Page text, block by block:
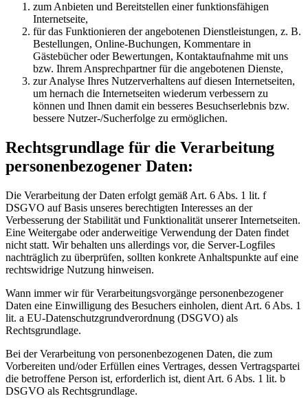
zum Anbieten und Bereitstellen einer funktionsfähigen
Internetseite,
für das Funktionieren der angebotenen Dienstleistungen, z. B.
Bestellungen, Online-Buchungen, Kommentare in
Gästebücher oder Bewertungen, Kontaktaufnahme mit uns
bzw. Ihrem Ansprechpartner für die angebotenen Dienste,
zur Analyse Ihres Nutzerverhaltens auf diesen Internetseiten,
um hernach die Internetseiten wiederum verbessern zu
können und Ihnen damit ein besseres Besuchserlebnis bzw.
bessere Nutzer-/Sucherfolge zu ermöglichen.
Rechtsgrundlage für die Verarbeitung
personenbezogener Daten:
Die Verarbeitung der Daten erfolgt gemäß Art. 6 Abs. 1 lit. f
DSGVO auf Basis unseres berechtigten Interesses an der
Verbesserung der Stabilität und Funktionalität unserer Internetseiten.
Eine Weitergabe oder anderweitige Verwendung der Daten findet
nicht statt. Wir behalten uns allerdings vor, die Server-Logfiles
nachträglich zu überprüfen, sollten konkrete Anhaltspunkte auf eine
rechtswidrige Nutzung hinweisen.
Wann immer wir für Verarbeitungsvorgänge personenbezogener
Daten eine Einwilligung des Besuchers einholen, dient Art. 6 Abs. 1
lit. a EU-Datenschutzgrundverordnung (DSGVO) als
Rechtsgrundlage.
Bei der Verarbeitung von personenbezogenen Daten, die zum
Vorbereiten und/oder Erfüllen eines Vertrages, dessen Vertragspartei
die betroffene Person ist, erforderlich ist, dient Art. 6 Abs. 1 lit. b
DSGVO als Rechtsgrundlage.